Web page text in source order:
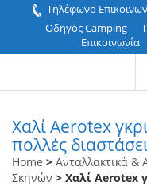
Τηλέφωνο
Οδηγός Camping
Επικοινωνία
Χαλί Aerotex
πολλές
Home > Ανταλλακτικά &
Σκηνών > Χαλί Aerotex